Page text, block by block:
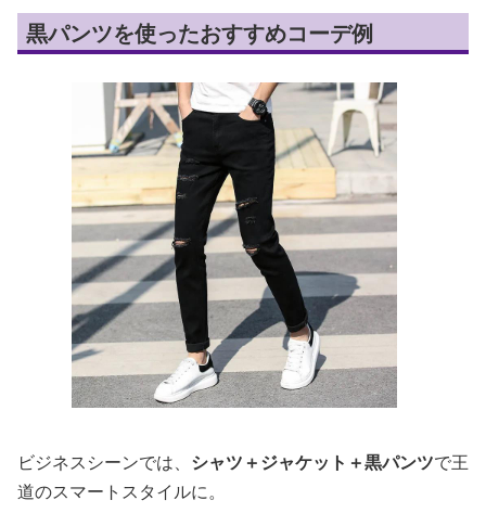
黒パンツを使ったおすすめコーデ例
ビジネスシーンでは、 シャツ＋ジャケット＋黒パンツで王
道のスマートスタイルに。